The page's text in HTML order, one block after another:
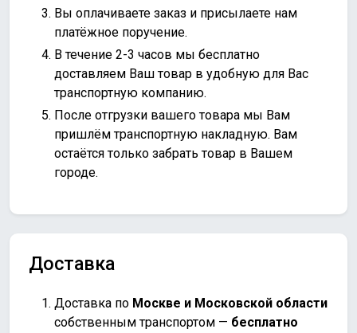
Вы оплачиваете заказ и присылаете нам
платёжное поручение.
В течение 2-3 часов мы бесплатно
доставляем Ваш товар в удобную для Вас
транспортную компанию.
После отгрузки вашего товара мы Вам
пришлём транспортную накладную. Вам
остаётся только забрать товар в Вашем
городе.
Доставка
Доставка по Москве и Московской области
собственным транспортом — бесплатно